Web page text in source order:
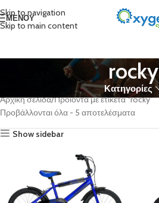
Skip to navigation
Skip to main content
ΜΕΝΟΎ
rocky
Κατηγορίες
Αρχική σελίδα Προϊόντα με ετικέτα “rocky”
Προβάλλονται όλα - 5 αποτελέσματα
Show sidebar